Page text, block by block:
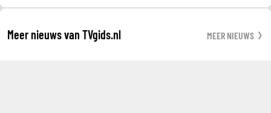
Meer nieuws van TVgids.nl MEER NIEUWS